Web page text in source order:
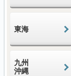
東海
九州
沖縄